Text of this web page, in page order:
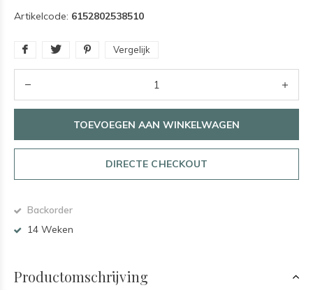
Artikelcode: 6152802538510
Vergelijk
TOEVOEGEN AAN WINKELWAGEN
DIRECTE CHECKOUT
Backorder
14 Weken
Productomschrijving